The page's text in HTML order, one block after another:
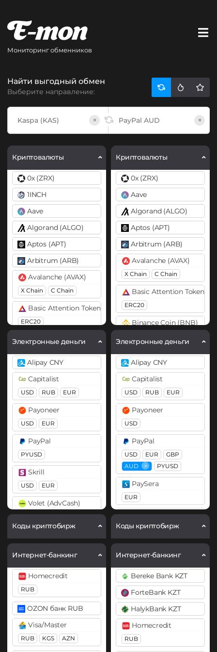
Мониторинг обменников
Найти выгодный обмен
Выберите направление:
× ×
Криптовалюты
0x (ZRX)
1INCH
Aave
Algorand (ALGO)
Aptos (APT)
Arbitrum (ARB)
Avalanche (AVAX)
X Chain C Chain
Basic Attention Token (BAT)
ERC20
Binance Coin (BNB)
BEP20
Bitcoin (BTC)
BTC BEP20
ARB
AVAXC
Bitcoin Cash (BCH)
Bitcoin SV (BSV)
BitTorrent (BTT)
Cardano (ADA)
Chainlink (LINK)
ERC20
Compound (COMP)
Cosmos (ATOM)
Curve (CRV)
Decentraland (MANA)
Dogecoin (DOGE)
DOGE
Polkadot (DOT)
DOT
Электронные деньги
Alipay CNY
Capitalist
USD RUB EUR
Payoneer
USD EUR
PayPal
PYUSD
Skrill
USD EUR
Volet (AdvCash)
USD EUR KZT
Коды криптобирж
Интернет-банкинг
Homecredit
RUB
OZON банк RUB
Visa/Master
RUB KGS AZN
Криптовалюты
0x (ZRX)
Aave
Algorand (ALGO)
Aptos (APT)
Arbitrum (ARB)
Avalanche (AVAX)
X Chain C Chain
Basic Attention Token
ERC20
Binance Coin (BNB)
Bitcoin (BTC)
BTC BEP20
OP
ARB
AVAXC
Bitcoin Cash (BCH)
Cardano (ADA)
Chainlink (LINK)
ERC20
Cosmos (ATOM)
DASH
Decentraland (MANA)
Dogecoin (DOGE)
DOGE
Polkadot (DOT)
DOT
Ethereum (ETH)
BEP20 ERC20
OP
ARB
BASE
Ethereum Classic (ETC)
Filecoin (FIL)
Электронные деньги
Alipay CNY
Capitalist
USD RUB EUR
Payoneer
USD
PayPal
USD EUR
GBP
AUD
× PYUSD
PaySera
EUR
Revolut
EUR USD GBP
Skrill
USD EUR
Volet (AdvCash)
USD EUR
Webmoney
WMZ
WeChat CNY
Коды криптобирж
Интернет-банкинг
Bereke Bank KZT
ForteBank KZT
HalykBank KZT
Homecredit
RUB